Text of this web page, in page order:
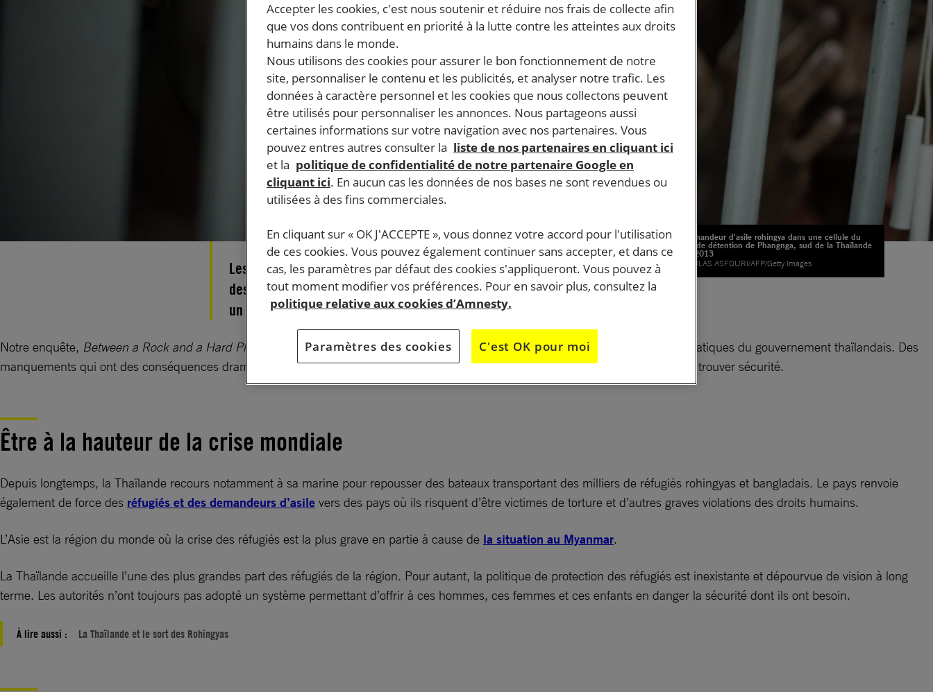
Un demandeur d'asile rohingya dans une cellule du
centre de détention de Phangnga, sud de la Thaïlande
14/02/2013
© NICOLAS ASFOURI/AFP/Getty Images
Les réfugiés en Thaïlande ne possèdent aucun statut. Ils vivent dans
des conditions terribles et sont, pour certains, renvoyés de force dans
un pays où ils risquent de mourir.
Notre enquête, Between a Rock and a Hard Place
, met en lumière un certain nombre de manquements dans les politiques et les pratiques du gouvernement thaïlandais. Des
manquements qui ont des conséquences dramatiques tant pour les réfugiés déjà à l’intérieur du pays que pour ceux qui tentent d’y trouver sécurité.
Être à la hauteur de la crise mondiale
Depuis longtemps, la Thaïlande recours notamment à sa marine pour repousser des bateaux transportant des milliers de réfugiés rohingyas et bangladais. Le pays renvoie
également de force des réfugiés et des demandeurs d’asile vers des pays où ils risquent d’être victimes de torture et d’autres graves violations des droits humains.
L’Asie est la région du monde où la crise des réfugiés est la plus grave en partie à cause de la situation au Myanmar.
La Thaïlande accueille l’une des plus grandes part des réfugiés de la région. Pour autant, la politique de protection des réfugiés est inexistante et dépourvue de vision à long
terme. Les autorités n’ont toujours pas adopté un système permettant d’offrir à ces hommes, ces femmes et ces enfants en danger la sécurité dont ils ont besoin.
À lire aussi : La Thaïlande et le sort des Rohingyas
Accepter les cookies, c'est nous soutenir et réduire nos frais de collecte afin
que vos dons contribuent en priorité à la lutte contre les atteintes aux droits
humains dans le monde.
Nous utilisons des cookies pour assurer le bon fonctionnement de notre
site, personnaliser le contenu et les publicités, et analyser notre trafic. Les
données à caractère personnel et les cookies que nous collectons peuvent
être utilisés pour personnaliser les annonces. Nous partageons aussi
certaines informations sur votre navigation avec nos partenaires. Vous
pouvez entres autres consulter la liste de nos partenaires en cliquant ici
et la politique de confidentialité de notre partenaire Google en
cliquant ici. En aucun cas les données de nos bases ne sont revendues ou
utilisées à des fins commerciales.
En cliquant sur « OK J'ACCEPTE », vous donnez votre accord pour l'utilisation
de ces cookies. Vous pouvez également continuer sans accepter, et dans ce
cas, les paramètres par défaut des cookies s'appliqueront. Vous pouvez à
tout moment modifier vos préférences. Pour en savoir plus, consultez la
politique relative aux cookies d’Amnesty.
Paramètres des cookies C'est OK pour moi